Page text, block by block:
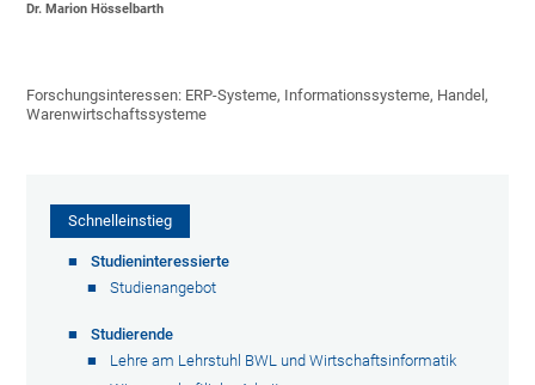
Dr. Marion Hösselbarth
Forschungsinteressen: ERP-Systeme, Informationssysteme, Handel,
Warenwirtschaftssysteme
Schnelleinstieg
Studieninteressierte
Studienangebot
Studierende
Lehre am Lehrstuhl BWL und Wirtschaftsinformatik